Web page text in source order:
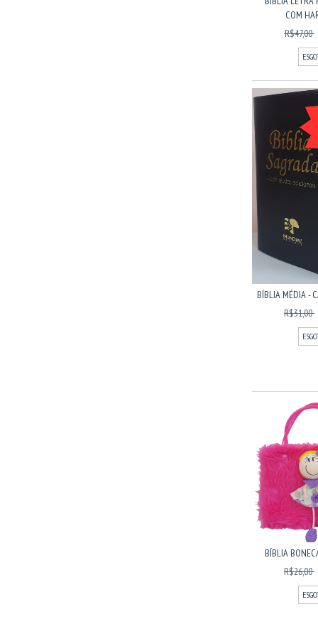
COM
R$47,00
BÍBLIA MÉDIA -
R$31,00
BÍBLIA
R$26,00